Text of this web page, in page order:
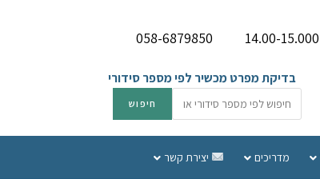
058-6879850
בדיקת מפרט מכשיר לפי מספר סידורי
מדריכים יצירת קשר